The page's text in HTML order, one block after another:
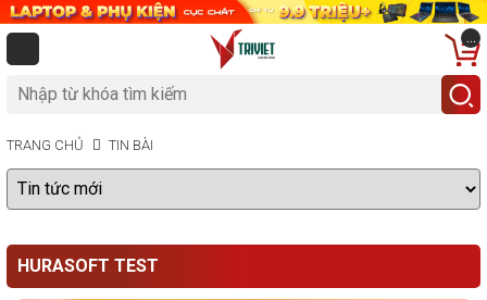
...
TRANG CHỦ TIN BÀI
HURASOFT TEST